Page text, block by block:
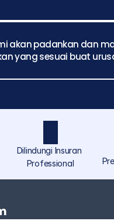
akan padankan dan
yang sesuai buat
Dilindungi Insuran
Professional
Saufi & Co,